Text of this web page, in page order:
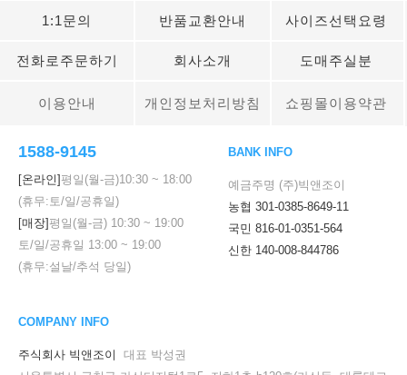
1:1문의 반품교환안내 사이즈선택요령
전화로주문하기 회사소개 도매주실분
이용안내 개인정보처리방침 쇼핑몰이용약관
1588-9145
[온라인]평일(월-금)10:30 ~ 18:00
(휴무:토/일/공휴일)
[매장]평일(월-금) 10:30 ~ 19:00
토/일/공휴일 13:00 ~ 19:00
(휴무:설날/추석 당일)
BANK INFO
예금주명 (주)빅앤조이
농협 301-0385-8649-11
국민 816-01-0351-564
신한 140-008-844786
COMPANY INFO
주식회사 빅앤조이
대표 박성권